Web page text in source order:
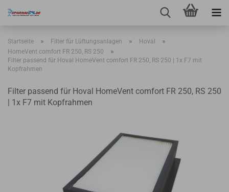
Startseite » Filter für Lüftungsanlagen » Hoval »
HomeVent comfort FR 250, RS 250 »
Filter passend für Hoval HomeVent comfort FR 250, RS 250 | 1x F7 mit
Kopfrahmen
Filter passend für Hoval HomeVent comfort FR 250, RS 250
| 1x F7 mit Kopfrahmen